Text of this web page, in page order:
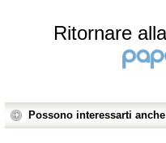
Ritornare
Possono interessarti